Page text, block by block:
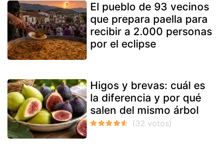
El pueblo de 93 vecinos
que prepara paella para
recibir a 2.000 personas
por el eclipse
Higos y brevas: cuál es
la diferencia y por qué
salen del mismo árbol